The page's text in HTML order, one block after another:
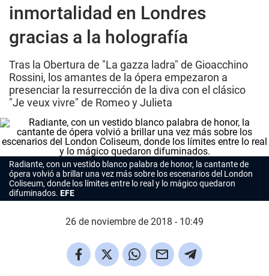
inmortalidad en Londres
gracias a la holografía
Tras la Obertura de "La gazza ladra" de Gioacchino
Rossini, los amantes de la ópera empezaron a
presenciar la resurrección de la diva con el clásico
"Je veux vivre" de Romeo y Julieta
Radiante, con un vestido blanco palabra de honor, la cantante de
ópera volvió a brillar una vez más sobre los escenarios del London
Coliseum, donde los límites entre lo real y lo mágico quedaron
difuminados. EFE
26 de noviembre de 2018 - 10:49